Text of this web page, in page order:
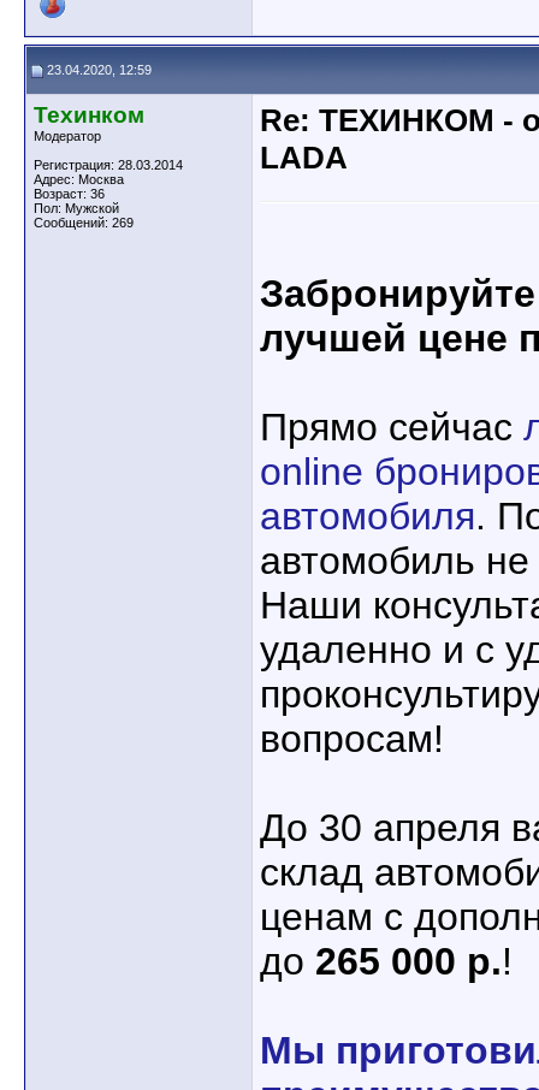
23.04.2020, 12:59
Техинком
Модератор
Регистрация: 28.03.2014
Адрес: Москва
Возраст: 36
Пол: Мужской
Сообщений: 269
Re: ТЕХИНКОМ -
LADA
лучшей цене
Прямо сейчас
online
автомобиля.
автомобиль
Наши
удаленно и с
вопросам!
До 30 апреля
склад
ценам с
до 265 000 р.!
Мы